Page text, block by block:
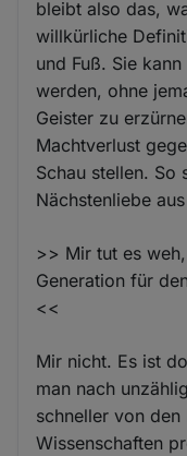
bleibt also das,
willkürliche
und Fuß. Sie
werden, ohne
Geister zu
Machtverlust
Schau stellen. So
Nächstenliebe
>> Mir tut es
Generation für
<<
Mir nicht. Es ist
man nach
schneller von
Wissenschaften